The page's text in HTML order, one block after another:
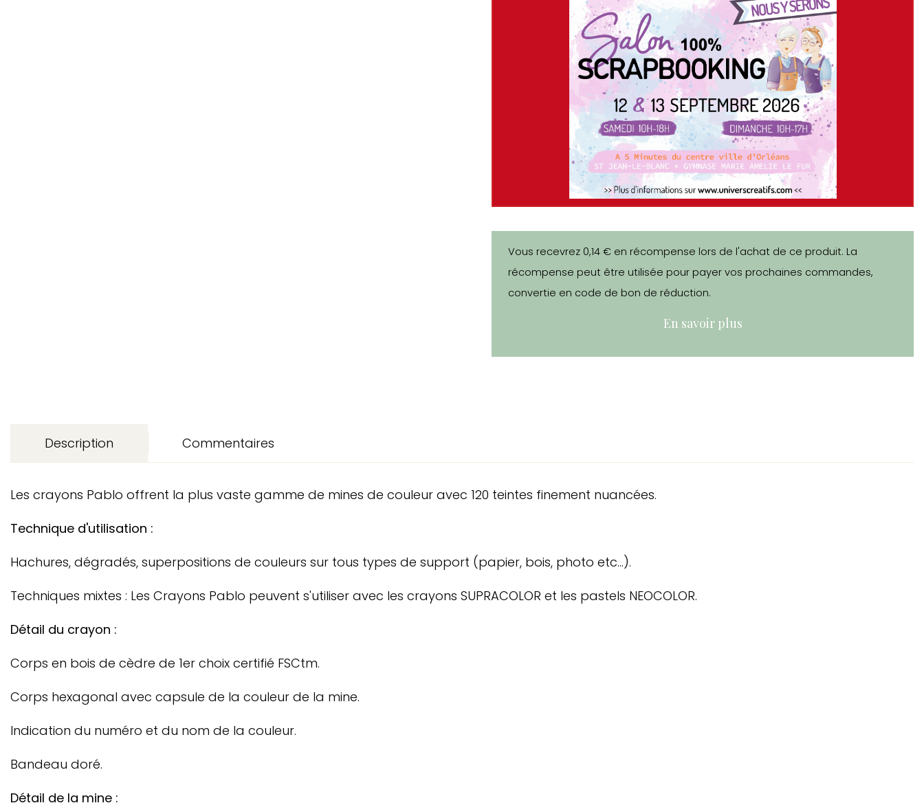
Vous recevrez 0,14 € en récompense lors de l'achat de ce produit. La
récompense peut être utilisée pour payer vos prochaines commandes,
convertie en code de bon de réduction.
En savoir plus
Description
Les crayons Pablo offrent la plus vaste gamme de mines de couleur avec 120 teintes finement nuancées.
Technique d'utilisation :
Hachures, dégradés, superpositions de couleurs sur tous types de support (papier, bois, photo etc...).
Techniques mixtes : Les Crayons Pablo peuvent s'utiliser avec les crayons SUPRACOLOR et les pastels NEOCOLOR.
Détail du crayon :
Corps en bois de cèdre de 1er choix certifié FSCtm.
Corps hexagonal avec capsule de la couleur de la mine.
Indication du numéro et du nom de la couleur.
Bandeau doré.
Détail de la mine :
Commentaires